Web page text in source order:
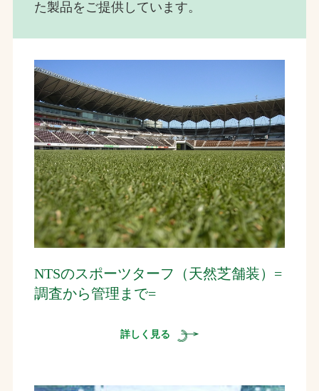
た製品をご提供しています。
NTSのスポーツターフ（天然芝舗装）=
調査から管理まで=
詳しく見る